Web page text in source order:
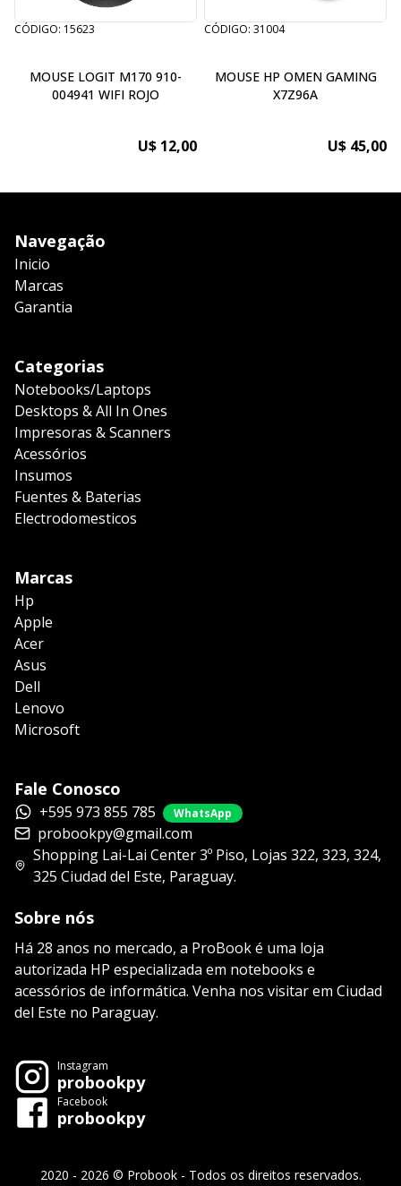
CÓDIGO: 15623
MOUSE LOGIT M170 910-
004941 WIFI ROJO
U$ 12,00
CÓDIGO: 31004
MOUSE HP OMEN GAMING
X7Z96A
U$ 45,00
Navegação
Inicio
Marcas
Garantia
Categorias
Notebooks/Laptops
Desktops & All In Ones
Impresoras & Scanners
Acessórios
Insumos
Fuentes & Baterias
Electrodomesticos
Marcas
Hp
Apple
Acer
Asus
Dell
Lenovo
Microsoft
Fale Conosco
+595 973 855 785 WhatsApp
probookpy@gmail.com
Shopping Lai-Lai Center 3º Piso, Lojas 322, 323, 324,
325 Ciudad del Este, Paraguay.
Sobre nós
Há 28 anos no mercado, a ProBook é uma loja
autorizada HP especializada em notebooks e
acessórios de informática. Venha nos visitar em Ciudad
del Este no Paraguay.
Instagram
probookpy
Facebook
probookpy
2020 - 2026 © Probook - Todos os direitos reservados.